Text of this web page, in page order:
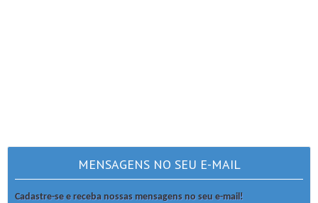
MENSAGENS NO SEU E-MAIL
Cadastre-se e receba nossas mensagens no seu e-mail!